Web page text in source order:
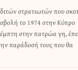
στρατιωτών που
το 1974 στην Κύπρο
στην πατρώα γη,
παράδοσή τους που θα
10 το πρωί της ίδιας
στον Στρόβολο, παρουσία